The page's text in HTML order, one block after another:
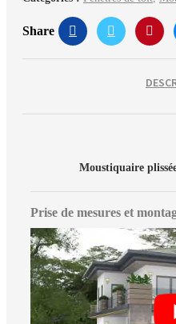
Share
Moustiquaire
Prise de mesures et